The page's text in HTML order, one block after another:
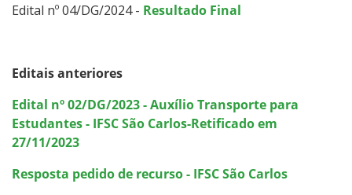
Edital nº 04/DG/2024 - Resultado Final
Editais anteriores
Edital nº 02/DG/2023 - Auxílio Transporte para
Estudantes - IFSC São Carlos-Retificado em
27/11/2023
Resposta pedido de recurso- IFSC São Carlos